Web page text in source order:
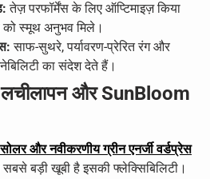
तेज़ परफॉर्मेंस के लिए ऑप्टिमाइज़ किया
को स्मूथ अनुभव मिले।
साफ-सुथरे, पर्यावरण-प्रेरित रंग और
का संदेश देते हैं।
और SunBloom
और नवीकरणीय ग्रीन एनर्जी वर्डप्रेस
बड़ी खूबी है इसकी फ्लेक्सिबिलिटी।